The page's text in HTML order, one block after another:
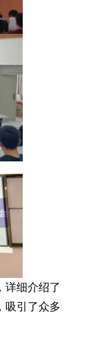
详细介绍了
吸引了众多